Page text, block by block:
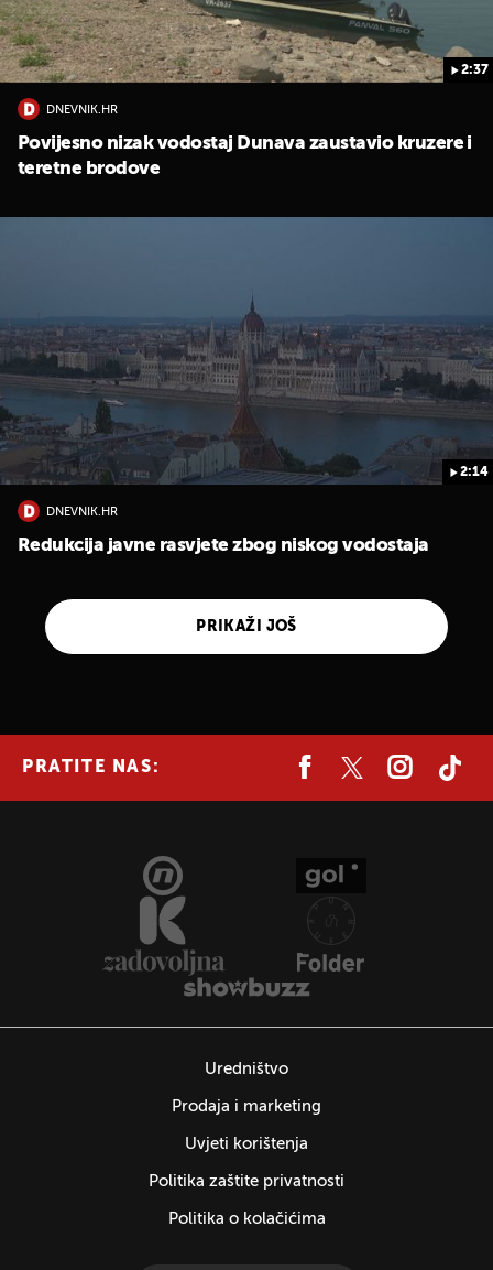
2:37
DNEVNIK.HR
Povijesno nizak vodostaj Dunava zaustavio kruzere i
teretne brodove
2:14
DNEVNIK.HR
Redukcija javne rasvjete zbog niskog vodostaja
PRIKAŽI JOŠ
PRATITE NAS:
Uredništvo
Prodaja i marketing
Uvjeti korištenja
Politika zaštite privatnosti
Politika o kolačićima